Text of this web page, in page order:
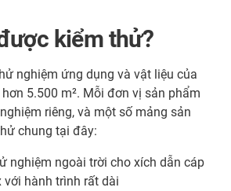
kiểm thử?
nghiệm ứng dụng và vật liệu của
5.500 m². Mỗi đơn vị sản phẩm
riêng, và một số mảng sản
chung tại đây:
nghiệm ngoài trời cho xích dẫn cáp
với hành trình rất dài